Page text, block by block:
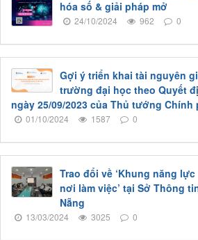
hóa số & giải pháp mở
24/10/2024 962 0
Gợi ý triển khai tài nguyên
trường đại học theo Quyết
ngày 25/09/2023 của Thủ tướng Chính
01/10/2024 1587 0
Trao đổi về ‘Khung năng
nơi làm việc’ tại Sở Thông
Nẵng
13/03/2024 3025 0